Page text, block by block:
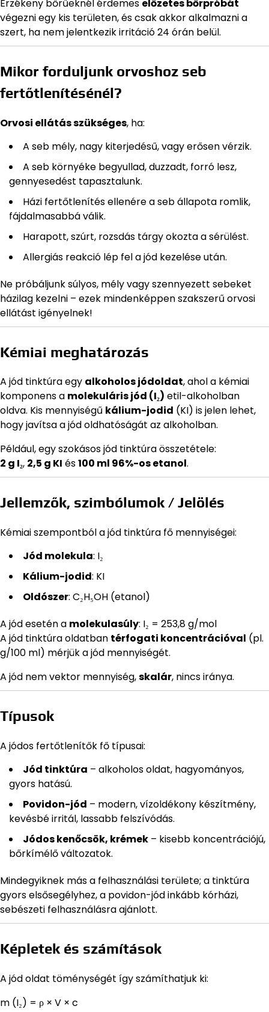
Érzékeny bőrűeknél érdemes előzetes bőrpróbát
végezni egy kis területen, és csak akkor alkalmazni a
szert, ha nem jelentkezik irritáció 24 órán belül.
Mikor forduljunk orvoshoz seb
fertőtlenítésénél?
Orvosi ellátás szükséges, ha:
A seb mély, nagy kiterjedésű, vagy erősen vérzik.
A seb környéke begyullad, duzzadt, forró lesz,
gennyesedést tapasztalunk.
Házi fertőtlenítés ellenére a seb állapota romlik,
fájdalmasabbá válik.
Harapott, szúrt, rozsdás tárgy okozta a sérülést.
Allergiás reakció lép fel a jód kezelése után.
Ne próbáljunk súlyos, mély vagy szennyezett sebeket
házilag kezelni – ezek mindenképpen szakszerű orvosi
ellátást igényelnek!
Kémiai meghatározás
A jód tinktúra egy alkoholos jódoldat, ahol a kémiai
komponens a molekuláris jód (I₂) etil-alkoholban
oldva. Kis mennyiségű kálium-jodid (KI) is jelen lehet,
hogy javítsa a jód oldhatóságát az alkoholban.
Például, egy szokásos jód tinktúra összetétele:
2 g I₂, 2,5 g KI és100 ml 96%-os etanol.
Jellemzők, szimbólumok / Jelölés
Kémiai szempontból a jód tinktúra fő mennyiségei:
Jód molekula: I₂
Kálium-jodid: KI
Oldószer: C₂H₅OH (etanol)
A jód esetén a molekulasúly: I₂ = 253,8 g/mol
A jód tinktúra oldatban térfogati koncentrációval (pl.
g/100 ml) mérjük a jód mennyiségét.
A jód nem vektor mennyiség,skalár, nincs iránya.
Típusok
A jódos fertőtlenítők fő típusai:
Jód tinktúra – alkoholos oldat, hagyományos,
gyors hatású.
Povidon-jód – modern, vízoldékony készítmény,
kevésbé irritál, lassabb felszívódás.
Jódos kenőcsök, krémek – kisebb koncentrációjú,
bőrkímélő változatok.
Mindegyiknek más a felhasználási területe; a tinktúra
gyors elsősegélyhez, a povidon-jód inkább kórházi,
sebészeti felhasználásra ajánlott.
Képletek és számítások
A jód oldat töménységét így számíthatjuk ki:
m (I₂) = ρ × V × c